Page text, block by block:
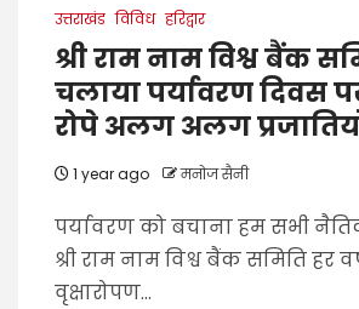
उत्तराखंड विविध हरिद्वार
श्री राम नाम विश्व बैंक
चलाया पर्यावरण दिवस
रोपे अलग अलग
1 year ago मनोज सैनी
पर्यावरण को बचाना हम सभी
श्री राम नाम विश्व बैंक समिति हर
वृक्षारोपण...